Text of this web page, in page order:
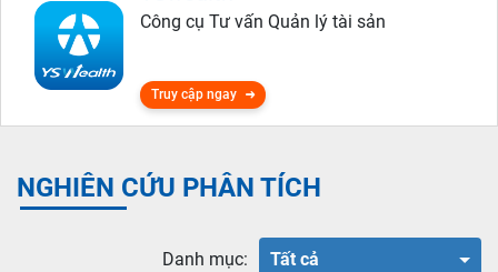
Công cụ Tư vấn Quản lý tài sản
Truy cập ngay
NGHIÊN CỨU PHÂN TÍCH
Danh mục: Tất cả